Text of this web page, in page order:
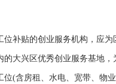
补贴的创业服务机构，应为
的大兴区优秀创业服务基地，
位(含房租、水电、宽带、物业